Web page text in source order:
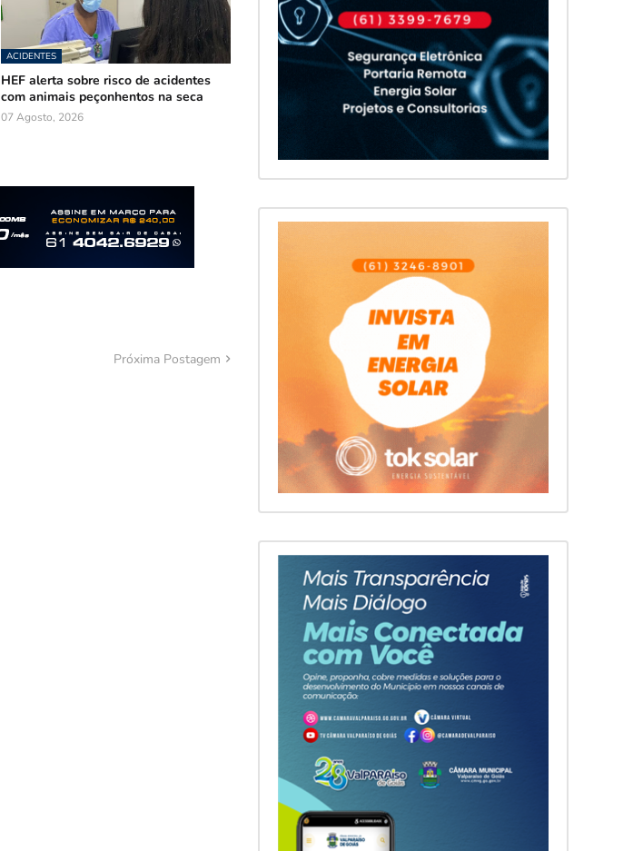
ACIDENTES
HEF alerta sobre risco de acidentes
com animais peçonhentos na seca
07 Agosto, 2026
Próxima Postagem